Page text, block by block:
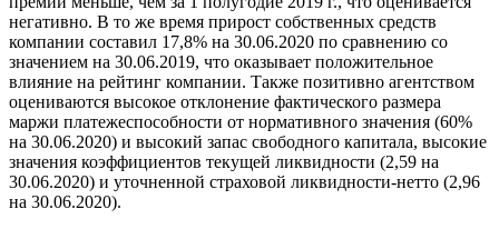
негативно. В то же время прирост собственных средств
компании составил 17,8% на 30.06.2020 по сравнению со
значением на 30.06.2019, что оказывает положительное
влияние на рейтинг компании. Также позитивно агентством
оцениваются высокое отклонение фактического размера
маржи платежеспособности от нормативного значения (60%
на 30.06.2020) и высокий запас свободного капитала, высокие
значения коэффициентов текущей ликвидности (2,59 на
30.06.2020) и уточненной страховой ликвидности-нетто (2,96
на 30.06.2020).